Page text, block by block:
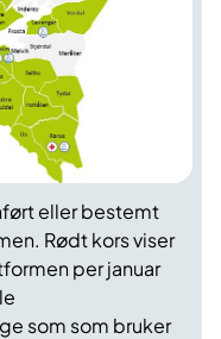
eller bestemt
Rødt kors viser
per januar
som som bruker